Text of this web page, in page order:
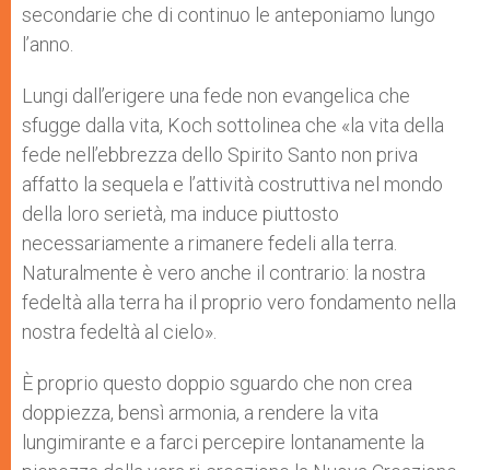
secondarie che di continuo le anteponiamo lungo
l’anno.
Lungi dall’erigere una fede non evangelica che
sfugge dalla vita, Koch sottolinea che «la vita della
fede nell’ebbrezza dello Spirito Santo non priva
affatto la sequela e l’attività costruttiva nel mondo
della loro serietà, ma induce piuttosto
necessariamente a rimanere fedeli alla terra.
Naturalmente è vero anche il contrario: la nostra
fedeltà alla terra ha il proprio vero fondamento nella
nostra fedeltà al cielo».
È proprio questo doppio sguardo che non crea
doppiezza, bensì armonia, a rendere la vita
lungimirante e a farci percepire lontanamente la